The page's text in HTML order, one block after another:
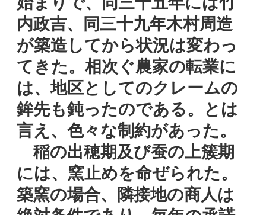
内政吉、同三十九年木村周造
が築造してから状況は変わっ
てきた。相次ぐ農家の転業に
は、地区としてのクレームの
鉾先も鈍ったのである。とは
言え、色々な制約があった。
稲の出穂期及び蚕の上簇期
には、窯止めを命ぜられた。
築窯の場合、隣接地の商人は